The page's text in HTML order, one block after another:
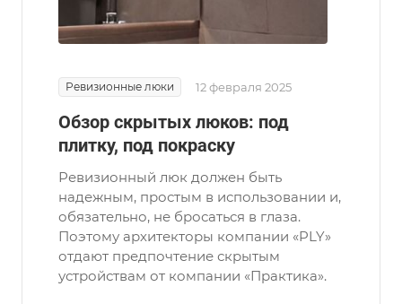
Ревизионные люки 12 февраля 2025
Обзор скрытых люков: под
плитку, под покраску
Ревизионный люк должен быть
надежным, простым в использовании и,
обязательно, не бросаться в глаза.
Поэтому архитекторы компании «PLY»
отдают предпочтение скрытым
устройствам от компании «Практика».